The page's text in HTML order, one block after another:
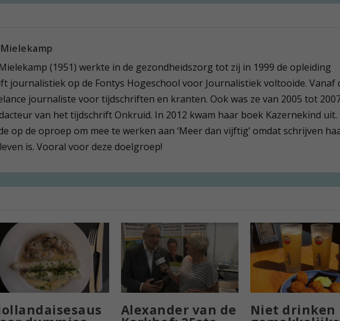
(1951) werkte in de gezondheidszorg tot zij in 1999 de opleiding
journalistiek op de Fontys Hogeschool voor Journalistiek voltooide. Vanaf
journaliste voor tijdschriften en kranten. Ook was ze van 2005 tot
van het tijdschrift Onkruid. In 2012 kwam haar boek Kazernekind uit.
op de oproep om mee te werken aan ‘Meer dan vijftig’ omdat schrijven
is. Vooral voor deze doelgroep!
Alexander van de Niet drinken